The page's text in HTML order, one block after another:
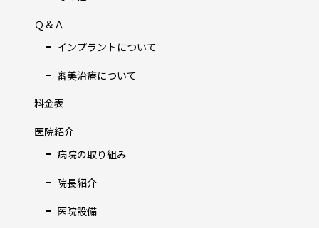
Ｑ＆Ａ
インプラントについて
審美治療について
料金表
医院紹介
病院の取り組み
院長紹介
医院設備